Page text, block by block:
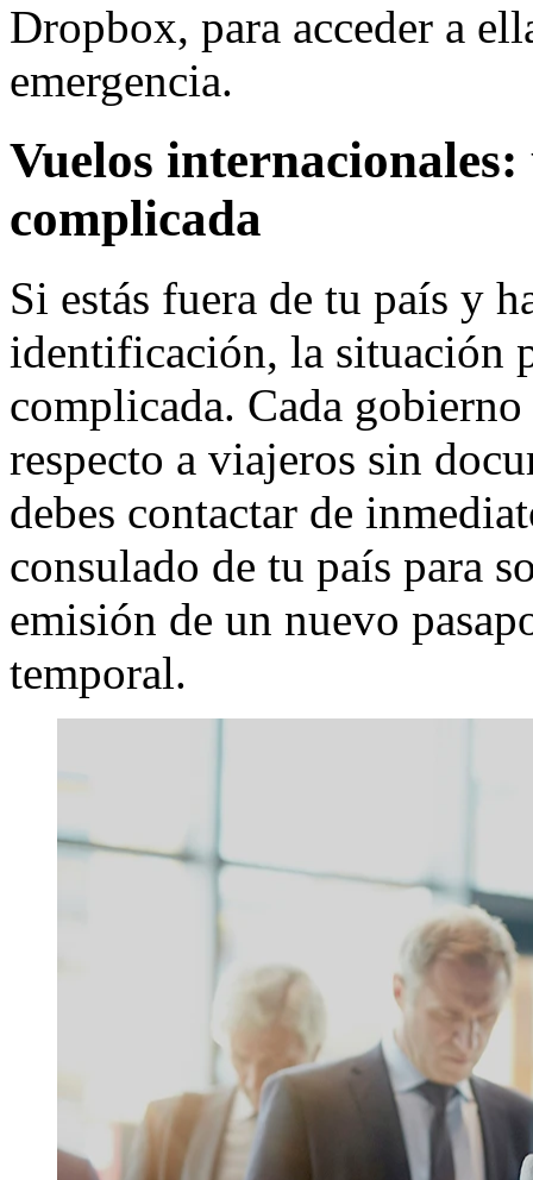
Dropbox, para acceder a
emergencia.
Vuelos
complicada
Si estás fuera de tu país y
identificación, la situación
complicada. Cada
respecto a viajeros sin
debes contactar de
consulado de tu país para
emisión de un nuevo
temporal.